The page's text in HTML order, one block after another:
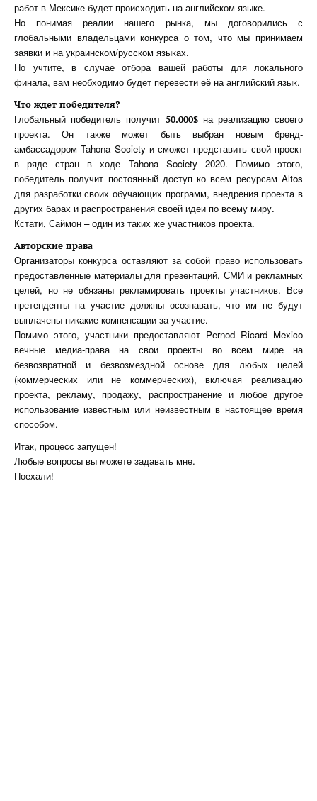
работ в Мексике будет происходить на английском языке.
Но понимая реалии нашего рынка, мы договорились с
глобальными владельцами конкурса о том, что мы принимаем
заявки и на украинском/русском языках.
Но учтите, в случае отбора вашей работы для локального
финала, вам необходимо будет перевести её на английский язык.
Что ждет победителя?
Глобальный победитель получит 50.000$ на реализацию своего
проекта. Он также может быть выбран новым бренд-
амбассадором Tahona Society и сможет представить свой проект
в ряде стран в ходе Tahona Society 2020. Помимо этого,
победитель получит постоянный доступ ко всем ресурсам Altos
для разработки своих обучающих программ, внедрения проекта в
других барах и распространения своей идеи по всему миру.
Кстати, Саймон – один из таких же участников проекта.
Авторские права
Организаторы конкурса оставляют за собой право использовать
предоставленные материалы для презентаций, СМИ и рекламных
целей, но не обязаны рекламировать проекты участников. Все
претенденты на участие должны осознавать, что им не будут
выплачены никакие компенсации за участие.
Помимо этого, участники предоставляют Pernod Ricard Mexico
вечные медиа-права на свои проекты во всем мире на
безвозвратной и безвозмездной основе для любых целей
(коммерческих или не коммерческих), включая реализацию
проекта, рекламу, продажу, распространение и любое другое
использование известным или неизвестным в настоящее время
способом.
Итак, процесс запущен!
Любые вопросы вы можете задавать мне.
Поехали!